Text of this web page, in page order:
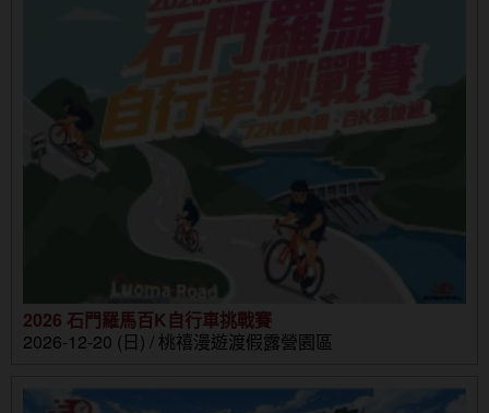
2026 石門羅馬百K自行車挑戰賽
2026-12-20 (日) / 桃禧漫遊渡假露營園區